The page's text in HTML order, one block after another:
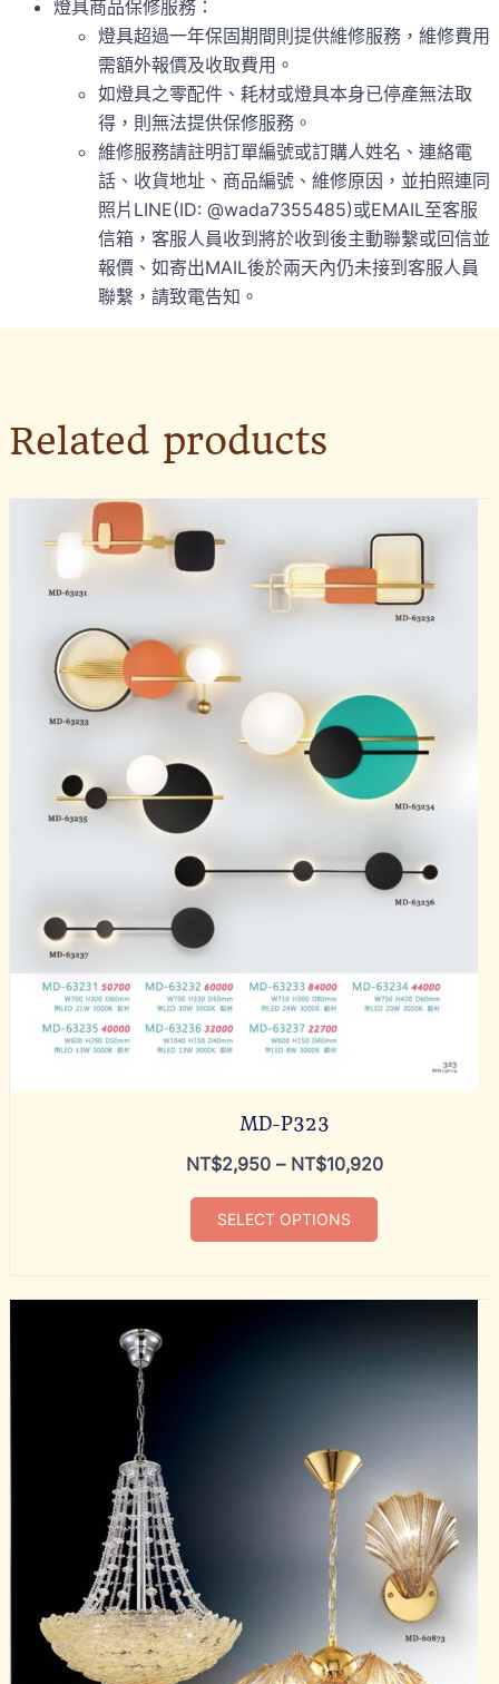
燈具商品保修服務：
燈具超過一年保固期間則提供維修服務，維修費用
需額外報價及收取費用。
如燈具之零配件、耗材或燈具本身已停產無法取
得，則無法提供保修服務。
維修服務請註明訂單編號或訂購人姓名、連絡電
話、收貨地址、商品編號、維修原因，並拍照連同
照片LINE(ID: @wada7355485)或EMAIL至客服
信箱，客服人員收到將於收到後主動聯繫或回信並
報價、如寄出MAIL後於兩天內仍未接到客服人員
聯繫，請致電告知。
Related products
MD-P323
NT$2,950– NT$10,920
SELECT OPTIONS